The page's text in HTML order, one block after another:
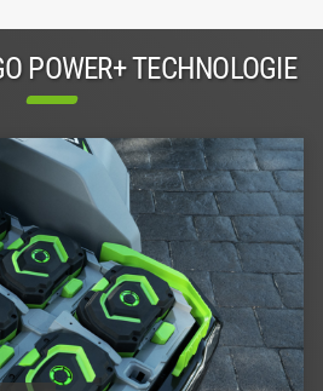
POWER+ TECHNOLOGIE